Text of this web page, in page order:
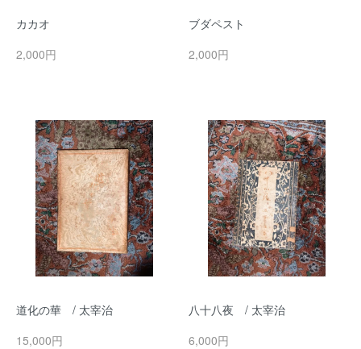
カカオ
2,000円
ブダペスト
2,000円
道化の華 / 太宰治
15,000円
八十八夜 / 太宰治
6,000円